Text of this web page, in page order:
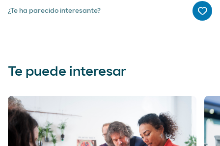
¿Te ha parecido interesante?
Me
Te puede interesar